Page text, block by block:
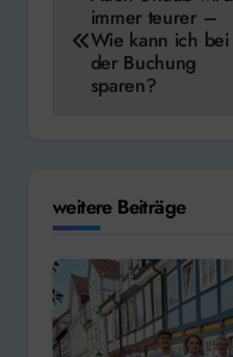
immer teurer –
Wie kann ich bei
der Buchung
sparen?
weitere Beiträge